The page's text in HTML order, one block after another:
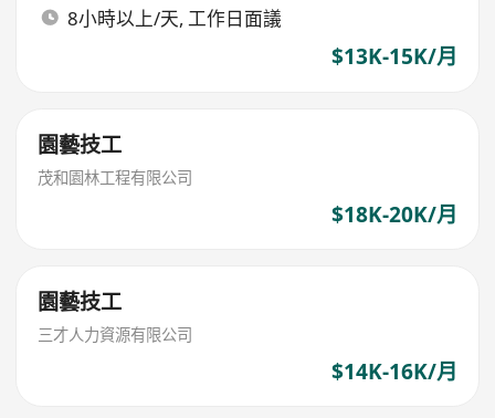
8小時以上/天, 工作日面議
$13K-15K/月
園藝技工
茂和園林工程有限公司
$18K-20K/月
園藝技工
三才人力資源有限公司
$14K-16K/月